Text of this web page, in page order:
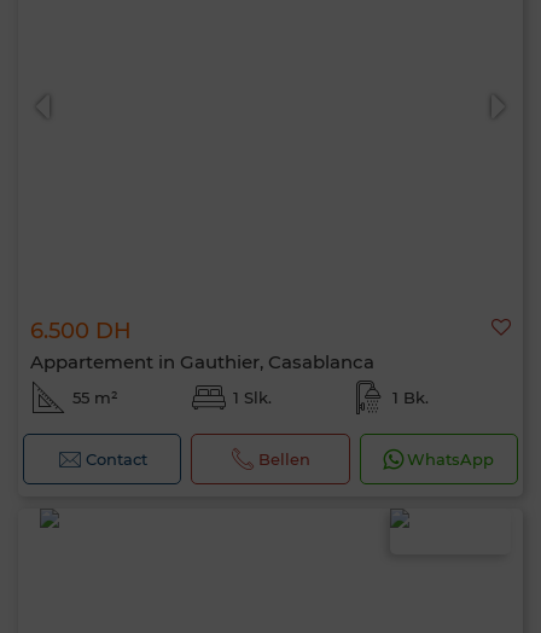
6.500 DH
Appartement in Gauthier, Casablanca
55 m² 1 Slk. 1 Bk.
Contact Bellen WhatsApp